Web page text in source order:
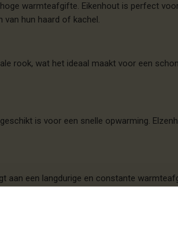
warmteafgifte. Eikenhout is perfect
van hun haard of kachel.
rook, wat het ideaal maakt voor een
is voor een snelle opwarming.
aan een langdurige en constante